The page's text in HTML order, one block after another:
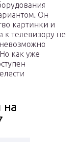
Он
картинки и
к телевизору не
как уже
на